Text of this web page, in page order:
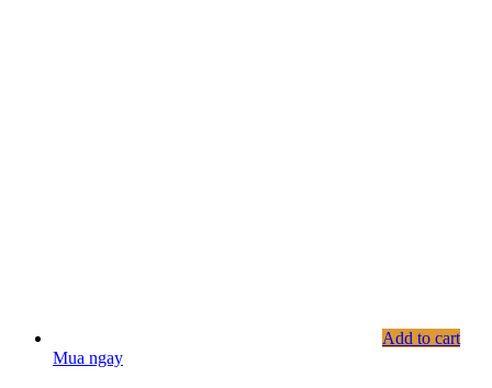
Add to cart
Mua ngay